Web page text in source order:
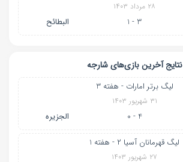
۲۸ مرداد ۱۴۰۳
3 - 1 البطائح
نتایج آخرین بازی‌های شارجه
لیگ برتر امارات - هفته 3
۳۱ شهریور ۱۴۰۳
4 - 0 الجزیره
لیگ قهرمانان آسیا ۲ - هفته 1
۲۷ شهریور ۱۴۰۳